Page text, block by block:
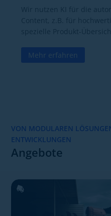
Wir nutzen KI für die
Content, z.B. für
spezielle Produkt-
Mehr erfahren
VON MODULAREN
ENTWICKLUNGEN
Angebote